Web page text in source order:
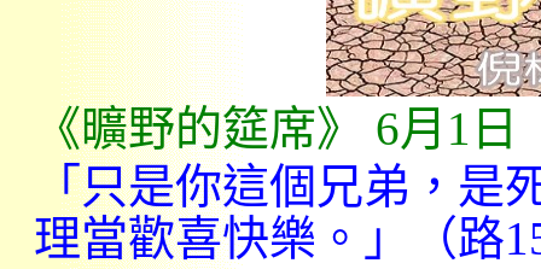
《曠野的筵席》 6月 1 日
「只是你這個兄弟，是
理當歡喜快樂。」（路